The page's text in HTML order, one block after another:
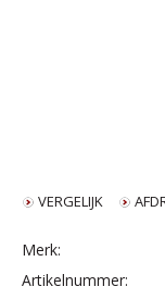
VERGELIJK
Merk:
Artikelnummer: